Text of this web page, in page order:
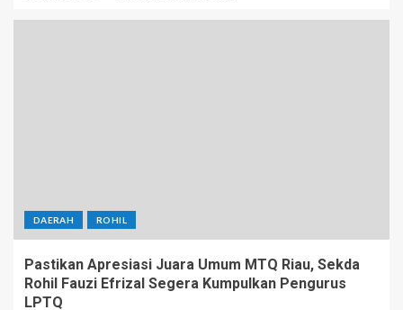
DAERAH ROHIL
Pastikan Apresiasi Juara Umum MTQ Riau, Sekda
Rohil Fauzi Efrizal Segera Kumpulkan Pengurus
LPTQ